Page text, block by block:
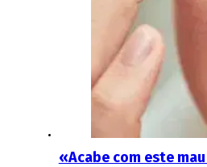
«Acabe com este